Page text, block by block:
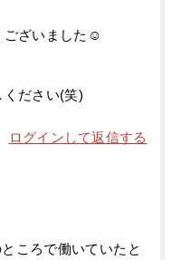
ございました☺
ださい(笑)
ログインして返信する
ころで働いていたと